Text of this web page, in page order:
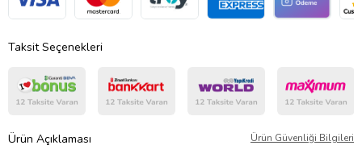
Taksit Seçenekleri
Ürün Açıklaması Ürün Güvenliği Bilgileri